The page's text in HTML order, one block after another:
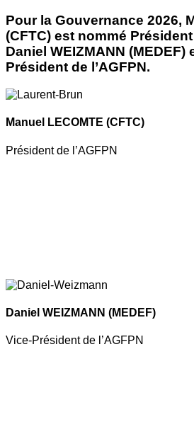
Pour la Gouvernance 2026,
(CFTC) est nommé Président
Daniel WEIZMANN (MEDEF)
Président de l’AGFPN.
Manuel LECOMTE (CFTC)
Président de l’AGFPN
Daniel WEIZMANN (MEDEF)
Vice-Président de l’AGFPN